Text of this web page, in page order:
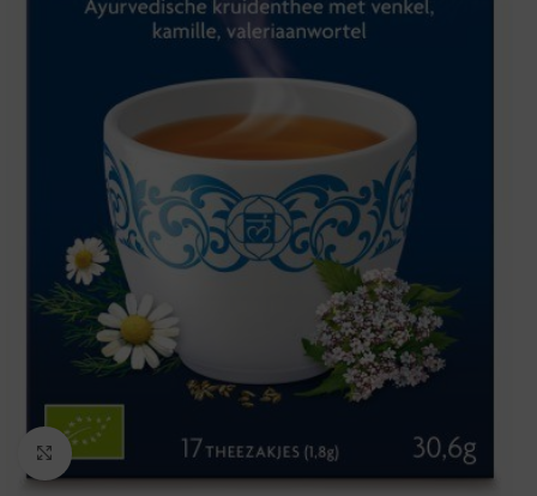
Vergroten